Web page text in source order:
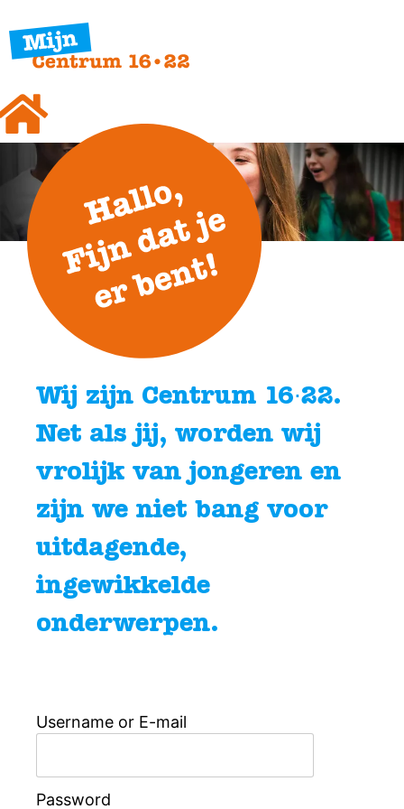
Wij zijn Centrum 16∙22.
Net als jij, worden wij
vrolijk van jongeren en
zijn we niet bang voor
uitdagende,
ingewikkelde
onderwerpen.
Username or E-mail
Password